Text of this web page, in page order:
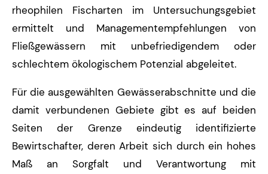
rheophilen Fischarten im Untersuchungsgebiet
ermittelt und Managementempfehlungen von
Fließgewässern mit unbefriedigendem oder
schlechtem ökologischem Potenzial abgeleitet.
Für die ausgewählten Gewässerabschnitte und die
damit verbundenen Gebiete gibt es auf beiden
Seiten der Grenze eindeutig identifizierte
Bewirtschafter, deren Arbeit sich durch ein hohes
Maß an Sorgfalt und Verantwortung mit